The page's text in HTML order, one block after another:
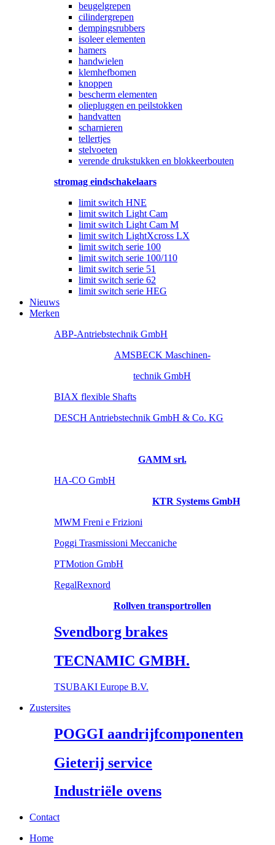
beugelgrepen
cilindergrepen
dempingsrubbers
isoleer elementen
hamers
handwielen
klemhefbomen
knoppen
bescherm elementen
oliepluggen en peilstokken
handvatten
scharnieren
tellertjes
stelvoeten
verende drukstukken en blokkeerbouten
stromag eindschakelaars
limit switch HNE
limit switch Light Cam
limit switch Light Cam M
limit switch LightXcross LX
limit switch serie 100
limit switch serie 100/110
limit switch serie 51
limit switch serie 62
limit switch serie HEG
Nieuws
Merken
ABP-Antriebstechnik GmbH
AMSBECK Maschinen-
technik GmbH
BIAX flexible Shafts
DESCH Antriebstechnik GmbH & Co. KG
GAMM srl.
HA-CO GmbH
KTR Systems GmbH
MWM Freni e Frizioni
Poggi Trasmissioni Meccaniche
PTMotion GmbH
RegalRexnord
Rollven transportrollen
Svendborg brakes
TECNAMIC GMBH.
TSUBAKI Europe B.V.
Zustersites
POGGI aandrijfcomponenten
Gieterij service
Industriële ovens
Contact
Home